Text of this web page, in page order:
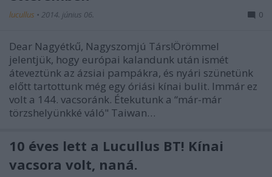
lucullus • 2014. június 06. 0
Dear Nagyétkű, Nagyszomjú Társ!Örömmel
jelentjük, hogy európai kalandunk után ismét
áteveztünk az ázsiai pampákra, és nyári szünetünk
előtt tartottunk még egy óriási kínai bulit. Immár ez
volt a 144. vacsoránk. Étekutunk a “már-már
törzshelyünkké váló" Taiwan…
10 éves lett a Lucullus BT! Kínai
vacsora volt, naná.